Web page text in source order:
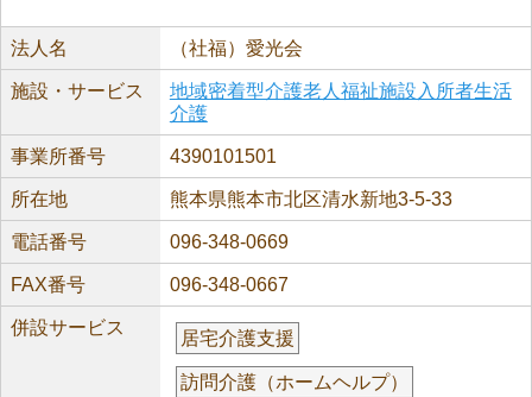
法人名 （社福）愛光会
施設・サービス
地域密着型介護老人福祉施設入所者生活
介護
事業所番号 4390101501
所在地 熊本県熊本市北区清水新地3-5-33
電話番号 096-348-0669
FAX番号 096-348-0667
併設サービス
居宅介護支援
訪問介護（ホームヘルプ）